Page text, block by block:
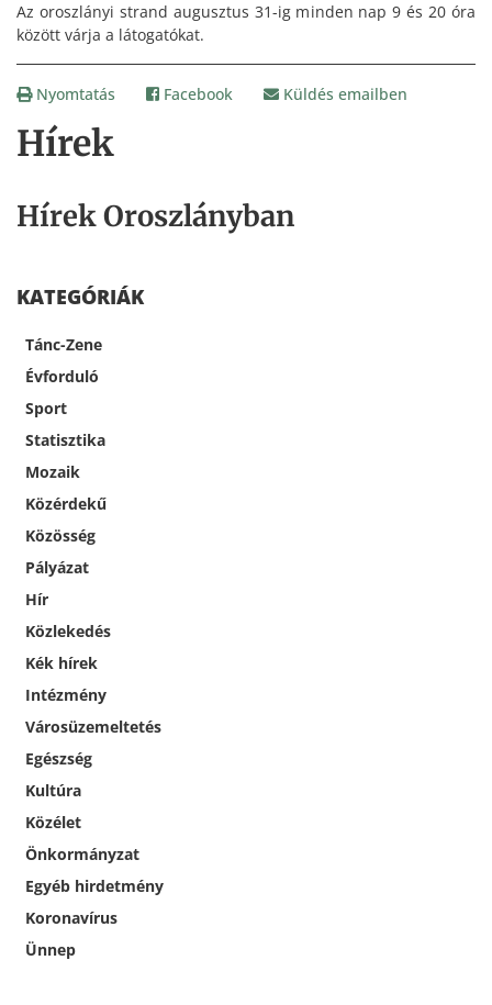
Hírek
Hírek Oroszlányban
KATEGÓRIÁK
Tánc-Zene
Évforduló
Sport
Statisztika
Mozaik
Közérdekű
Közösség
Pályázat
Hír
Közlekedés
Kék hírek
Intézmény
Városüzemeltetés
Egészség
Kultúra
Közélet
Önkormányzat
Egyéb hirdetmény
Koronavírus
Ünnep
Az oroszlányi strand augusztus 31-ig minden nap 9 és 20 óra
között várja a látogatókat.
Nyomtatás Facebook Küldés emailben